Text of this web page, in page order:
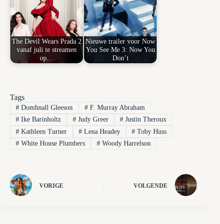
The Devil Wears Prada 2
vanaf juli te streamen
op…
Nieuwe trailer voor Now
You See Me 3: Now You
Don’t
Tags
#Domhnall Gleeson #F. Murray Abraham
#Ike Barinholtz #Judy Greer # Justin Theroux
#Kathleen Turner #Lena Headey # Toby Huss
#White House Plumbers #Woody Harrelson
VORIGE VOLGENDE